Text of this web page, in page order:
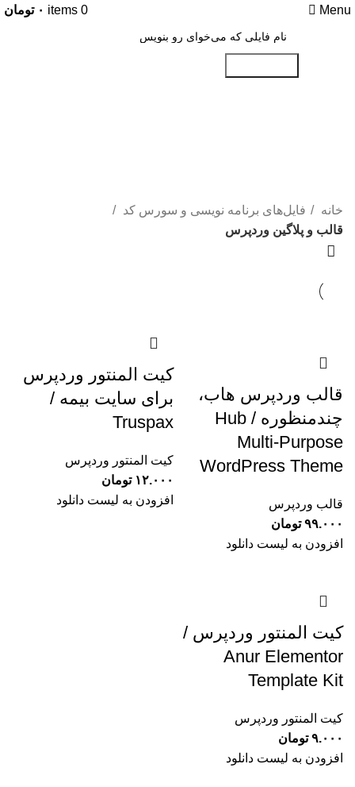
Menu
0
items ۰ تومان
Categories
خانه
فایل‌های برنامه نویسی و سورس کد
قالب و پلاگین وردپرس
قالب وردپرس هاب،
چندمنظوره / Hub
Multi-Purpose
WordPress Theme
قالب وردپرس
۹۹.۰۰۰ تومان
افزودن به لیست دانلود
کیت المنتور وردپرس
برای سایت بیمه /
Truspax
کیت المنتور وردپرس
۱۲.۰۰۰ تومان
افزودن به لیست دانلود
کیت المنتور وردپرس /
Anur Elementor
Template Kit
کیت المنتور وردپرس
۹.۰۰۰ تومان
افزودن به لیست دانلود